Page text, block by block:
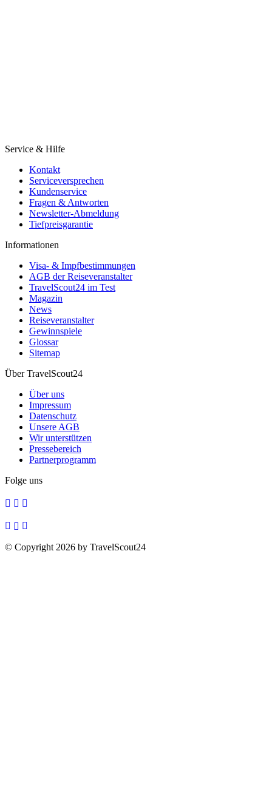
Service & Hilfe
Kontakt
Serviceversprechen
Kundenservice
Fragen & Antworten
Newsletter-Abmeldung
Tiefpreisgarantie
Informationen
Visa- & Impfbestimmungen
AGB der Reiseveranstalter
TravelScout24 im Test
Magazin
News
Reiseveranstalter
Gewinnspiele
Glossar
Sitemap
Über TravelScout24
Über uns
Impressum
Datenschutz
Unsere AGB
Wir unterstützen
Pressebereich
Partnerprogramm
Folge uns
© Copyright 2026 by TravelScout24